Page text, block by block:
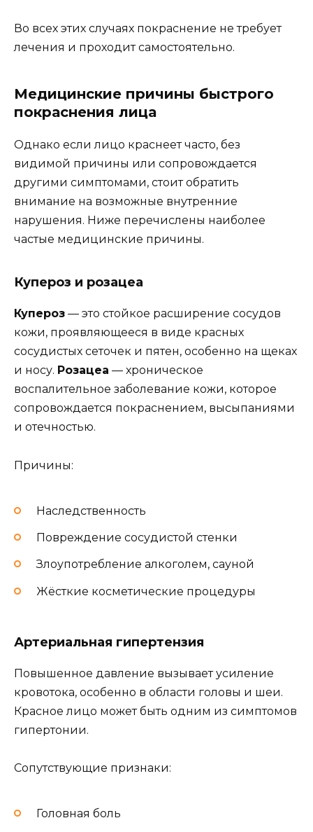
Во всех этих случаях покраснение не требует
лечения и проходит самостоятельно.
Медицинские причины быстрого
покраснения лица
Однако если лицо краснеет часто, без
видимой причины или сопровождается
другими симптомами, стоит обратить
внимание на возможные внутренние
нарушения. Ниже перечислены наиболее
частые медицинские причины.
Купероз и розацеа
Купероз — это стойкое расширение сосудов
кожи, проявляющееся в виде красных
сосудистых сеточек и пятен, особенно на щеках
и носу. Розацеа — хроническое
воспалительное заболевание кожи, которое
сопровождается покраснением, высыпаниями
и отечностью.
Причины:
Наследственность
Повреждение сосудистой стенки
Злоупотребление алкоголем, сауной
Жёсткие косметические процедуры
Артериальная гипертензия
Повышенное давление вызывает усиление
кровотока, особенно в области головы и шеи.
Красное лицо может быть одним из симптомов
гипертонии.
Сопутствующие признаки:
Головная боль